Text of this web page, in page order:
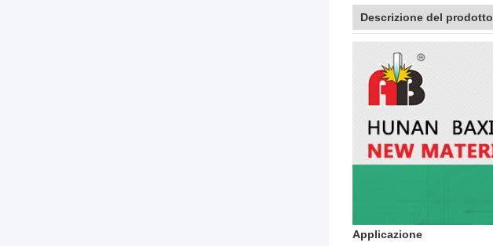
Descrizione del prodotto
Applicazione